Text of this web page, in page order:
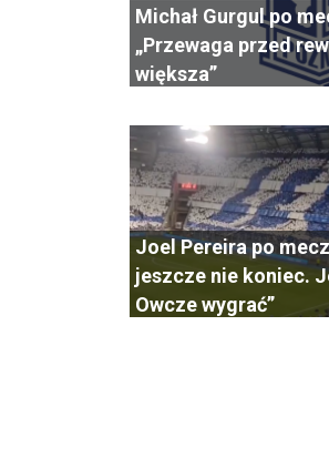
Michał Gurgul po
„Przewaga przed
większa”
Joel Pereira po
jeszcze nie koniec.
Owcze wygrać”